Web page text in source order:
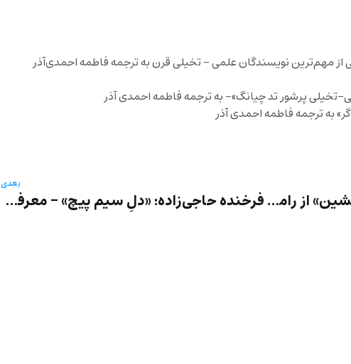
از مهم‌ترین نویسندگان علمی – تخیلی قرن به ترجمه فاطمه احمدی‌آذر
تخیلی پرشور تد چیانگ»- به ترجمه فاطمه احمدی آذر
به ترجمه فاطمه احمدی آذر
«شب سیاه و مرغان خاکسترنشین» از رامین احمدی در نشر آسمانا – نظر حورا یاوری و رضا فرخ‌فال
بعدی
فرخنده حاجی‌زاده: «دلِ سیم پیچ» – معرفی مجموعه داستانِ پژمان سلطانی